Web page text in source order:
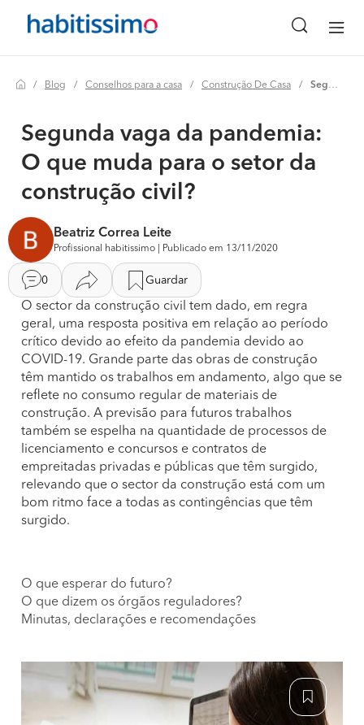
Blog Conselhos para a casa Construção De Casa Segunda vaga da pandemia: o que muda para o setor da construção civil?
Segunda vaga da pandemia:
O que muda para o setor da
construção civil?
Beatriz Correa Leite
Profissional habitissimo | Publicado em 13/11/2020
0 Guardar
O sector da construção civil tem dado, em regra
geral, uma resposta positiva em relação ao período
crítico devido ao efeito da pandemia devido ao
COVID-19. Grande parte das obras de construção
têm mantido os trabalhos em andamento, algo que se
reflete no consumo regular de materiais de
construção. A previsão para futuros trabalhos
também se espelha na quantidade de processos de
licenciamento e concursos e contratos de
empreitadas privadas e públicas que têm surgido,
relevando que o sector da construção está com um
bom ritmo face a todas as contingências que têm
surgido.
O que esperar do futuro?
O que dizem os órgãos reguladores?
Minutas, declarações e recomendações